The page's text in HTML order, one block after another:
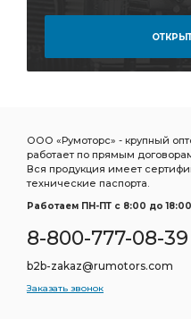
ООО «Румоторс» - крупный
работает по прямым
Вся продукция имеет
технические паспорта.
Работаем ПН-ПТ c 8:00 до
8-800-777-08-39
b2b-zakaz@rumotors.com
Заказать звонок